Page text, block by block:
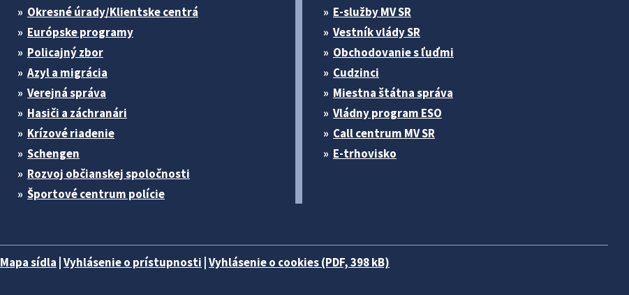
Okresné úrady/Klientske centrá
Európske programy
Policajný zbor
Azyl a migrácia
Verejná správa
Hasiči a záchranári
Krízové riadenie
Schengen
Rozvoj občianskej spoločnosti
Športové centrum polície
E-služby MV SR
Vestník vlády SR
Obchodovanie s ľuďmi
Cudzinci
Miestna štátna správa
Vládny program ESO
Call centrum MV SR
E-trhovisko
Mapa sídla Vyhlásenie o prístupnosti Vyhlásenie o cookies (PDF, 398 kB)